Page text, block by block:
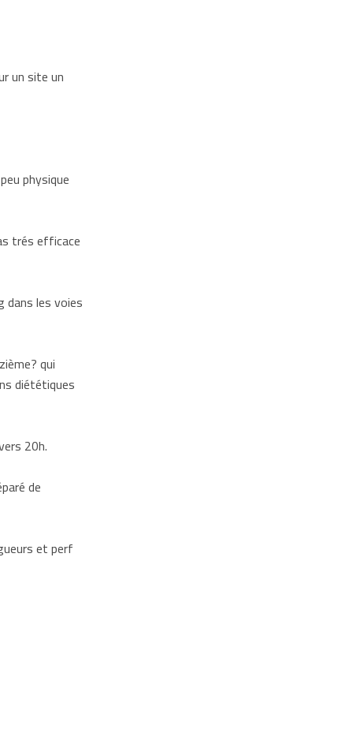
un site un
physique
trés efficace
les voies
qui
diététiques
20h.
de
et perf